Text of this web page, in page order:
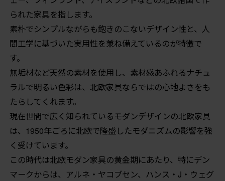
られた家具を指します。
素朴でシンプルながらも飽きのこないデザイン性と、人
間工学に基づいた実用性を兼ね備えているのが特徴で
す。
無垢材など天然の素材を使用し、素材感あふれるナチュ
ラルで明るい色彩は、北欧家具ならではの心地よさをも
たらしてくれます。
現在世間で広く知られているモダンデザインの北欧家具
は、1950年ごろに北欧で隆盛したモダニズムの影響を強
く受けています。
この時代は北欧モダン家具の黄金期にあたり、特にデン
マークからは、アルネ・ヤコブセン、ハンス・J・ウェグ